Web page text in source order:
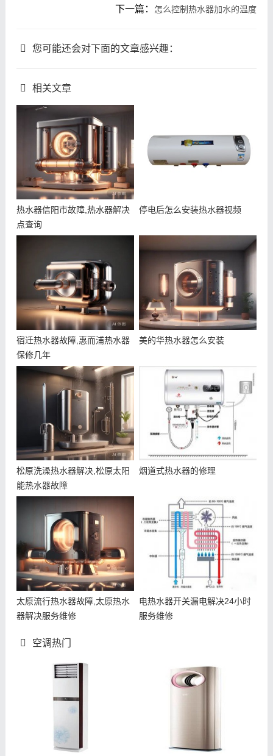
下一篇： 怎么控制热水器加水的温度
您可能还会对下面的文章感兴趣：
相关文章
热水器信阳市故障,热水器解决
点查询
停电后怎么安装热水器视频
宿迁热水器故障,惠而浦热水器
保修几年
美的华热水器怎么安装
松原洗澡热水器解决,松原太阳
能热水器故障
烟道式热水器的修理
太原流行热水器故障,太原热水
器解决服务维修
电热水器开关漏电解决24小时
服务维修
空调热门